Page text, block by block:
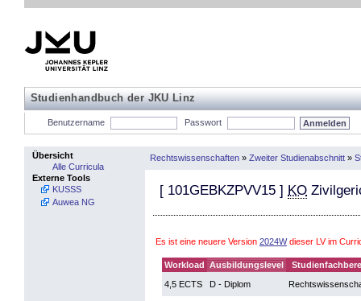
Studienhandbuch der JKU Linz
Benutzername Passwort
Übersicht
Alle Curricula
Externe Tools
KUSSS
Auwea NG
Rechtswissenschaften » Zweiter Studienabschnitt »
[ 101GEBKZPVV15 ] KO
Es ist eine neuere Version 2024Wdieser LV im
Workload Ausbildungslevel
4,5 ECTS
D - Diplom